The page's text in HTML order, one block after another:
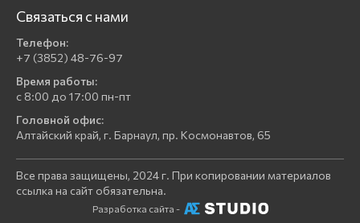
Связаться с нами
Телефон:
+7 (3852) 48-76-97
Время работы:
с 8:00 до 17:00 пн-пт
Головной офис:
Алтайский край, г. Барнаул, пр. Космонавтов, 65
Все права защищены, 2024 г. При копировании материалов
ссылка на сайт обязательна.
Разработка сайта -